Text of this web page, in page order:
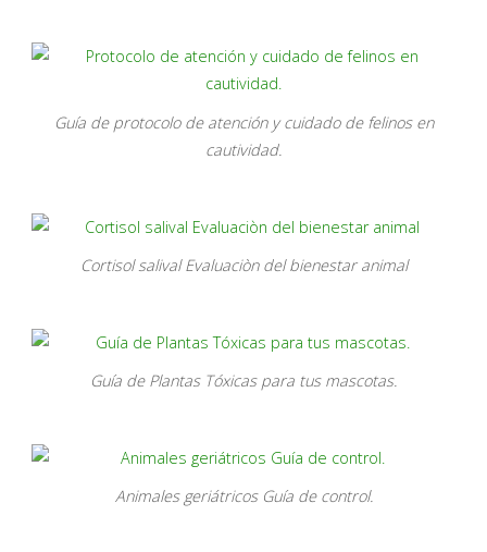
Guía de protocolo de atención y cuidado de felinos en
cautividad.
Cortisol salival Evaluaciòn del bienestar animal
Guía de Plantas Tóxicas para tus mascotas.
Animales geriátricos Guía de control.